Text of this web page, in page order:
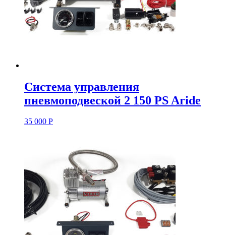
Система управления
пневмоподвеской 2 150 PS Aride
35 000 Р